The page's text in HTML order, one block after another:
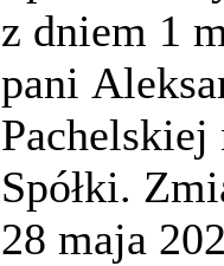
z dniem 1
pani
Pachelskiej
Spółki.
28 maja